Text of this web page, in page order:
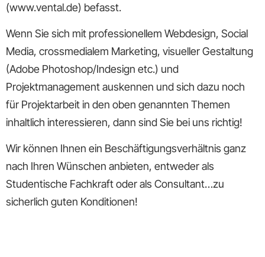
(www.vental.de) befasst.
Wenn Sie sich mit professionellem Webdesign, Social
Media, crossmedialem Marketing, visueller Gestaltung
(Adobe Photoshop/Indesign etc.) und
Projektmanagement auskennen und sich dazu noch
für Projektarbeit in den oben genannten Themen
inhaltlich interessieren, dann sind Sie bei uns richtig!
Wir können Ihnen ein Beschäftigungsverhältnis ganz
nach Ihren Wünschen anbieten, entweder als
Studentische Fachkraft oder als Consultant…zu
sicherlich guten Konditionen!